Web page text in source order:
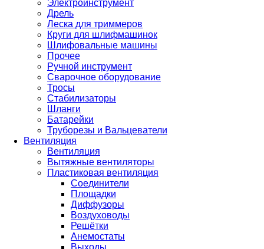
Электроинструмент
Дрель
Леска для триммеров
Круги для шлифмашинок
Шлифовальные машины
Прочее
Ручной инструмент
Сварочное оборудование
Тросы
Стабилизаторы
Шланги
Батарейки
Труборезы и Вальцеватели
Вентиляция
Вентиляция
Вытяжные вентиляторы
Пластиковая вентиляция
Соединители
Площадки
Диффузоры
Воздуховоды
Решётки
Анемостаты